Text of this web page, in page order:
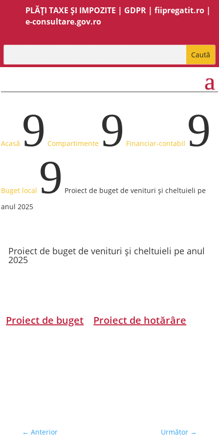
PLĂȚI TAXE ȘI IMPOZITE | GDPR |fiipregatit.ro |
e-consultare.gov.ro
Acasă 9 Compartimente 9 Financiar-contabil 9
Buget local 9 Proiect de buget de venituri și cheltuieli pe
anul 2025
Proiect de buget de venituri și cheltuieli pe anul
2025
Proiect de buget Proiect de hotărâre
← Anterior Următor →